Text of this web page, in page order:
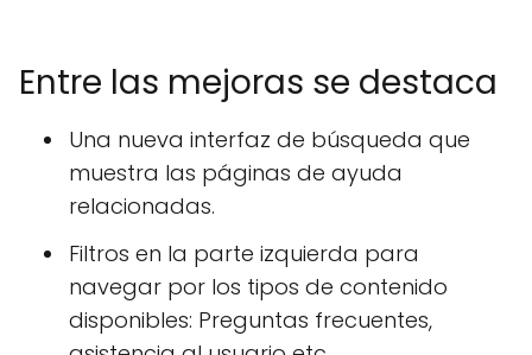
Entre las mejoras se destaca
Una nueva interfaz de búsqueda que
muestra las páginas de ayuda
relacionadas.
Filtros en la parte izquierda para
navegar por los tipos de contenido
disponibles: Preguntas frecuentes,